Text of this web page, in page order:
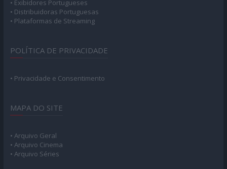
• Exibidores Portugueses
• Distribuidoras Portuguesas
• Plataformas de Streaming
POLÍTICA DE PRIVACIDADE
• Privacidade e Consentimento
MAPA DO SITE
• Arquivo Geral
• Arquivo Cinema
• Arquivo Séries